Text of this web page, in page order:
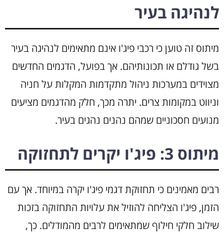
לנהיגה בעיר
מיתוס זה טוען כי רכבי פיג'ו אינם מתאימים לנהיגה בעיר
בשל גודלם או תכונותיהם. אך בפועל, הדגמים החדשים
מצוידים במערכות ניהול מתקדמות המקלות על חניה
וניווט במקומות צרים. יתרה מכך, חלק מהדגמים מציעים
מנועים חסכוניים שמהם נהנים נהגים בעיר.
מיתוס 3: פיג'ו יקרים לתחזוקה
רבים מאמינים כי תחזוקת דגמי פיג'ו יקרה במיוחד. אך עם
הזמן, פיג'ו הצליחה להוזיל את עלויות התחזוקה בזכות
שילוב חלקי חילוף שמתאימים לרבים מהמודלים. כך,